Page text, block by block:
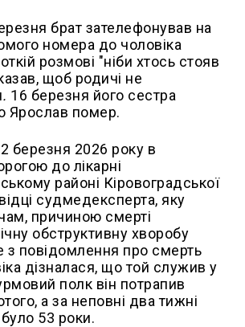
брат зателефонував на
номера до чоловіка
розмові "ніби хтось стояв
щоб родичі не
. 16 березня його сестра
Ярослав помер.
березня 2026 року в
до лікарні
районі Кіровоградської
судмедексперта, яку
причиною смерті
обструктивну хворобу
з повідомлення про смерть
дізналася, що той служив у
полк він потрапив
а за неповні два тижні
53 роки.